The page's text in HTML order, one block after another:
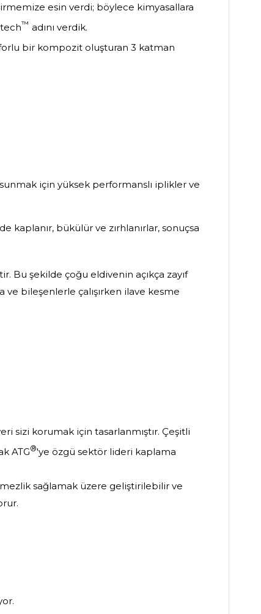
esin verdi; böylece kimyasallara
™ adını verdik.
bir kompozit oluşturan 3 katman
için yüksek performanslı iplikler ve
bükülür ve zırhlanırlar, sonuçsa
Bu şekilde çoğu eldivenin açıkça zayıf
ve bileşenlerle çalışırken ilave kesme
sizi korumak için tasarlanmıştır. Çeşitli
ATG®'ye özgü sektör lideri kaplama
sağlamak üzere geliştirilebilir ve